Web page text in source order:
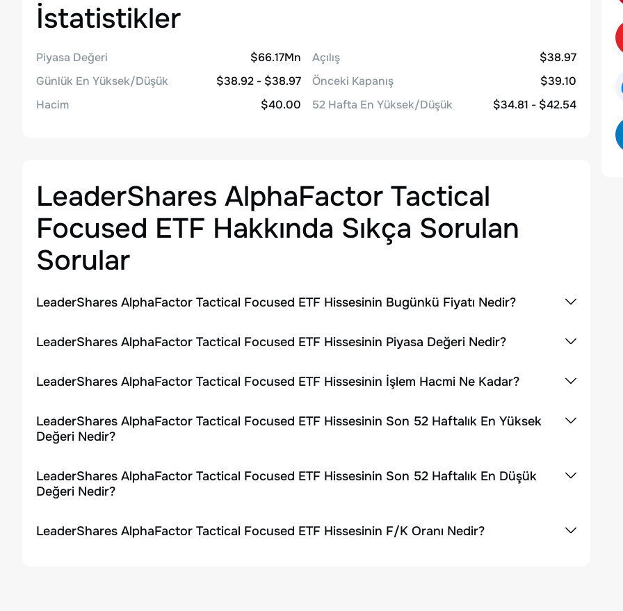
İstatistikler
Piyasa Değeri
$66.17Mn
Günlük En Yüksek/Düşük
$38.92 - $38.97
Hacim
$40.00
Açılış
$38.97
Önceki Kapanış
$39.10
52 Hafta En Yüksek/Düşük
$34.81 - $42.54
LeaderShares AlphaFactor Tactical
Focused ETF Hakkında Sıkça Sorulan
Sorular
LeaderShares AlphaFactor Tactical Focused ETF Hissesinin Bugünkü Fiyatı Nedir?
LeaderShares AlphaFactor Tactical Focused ETF Hissesinin Piyasa Değeri Nedir?
LeaderShares AlphaFactor Tactical Focused ETF Hissesinin İşlem Hacmi Ne Kadar?
LeaderShares AlphaFactor Tactical Focused ETF Hissesinin Son 52 Haftalık En Yüksek
Değeri Nedir?
LeaderShares AlphaFactor Tactical Focused ETF Hissesinin Son 52 Haftalık En Düşük
Değeri Nedir?
LeaderShares AlphaFactor Tactical Focused ETF Hissesinin F/K Oranı Nedir?